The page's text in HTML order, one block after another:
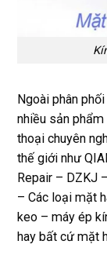
Ngoài phân
nhiều sản
thoại chuyên
thế giới như
Repair – DZKJ
– Các loại mặt
keo – máy ép
hay bất cứ mặt